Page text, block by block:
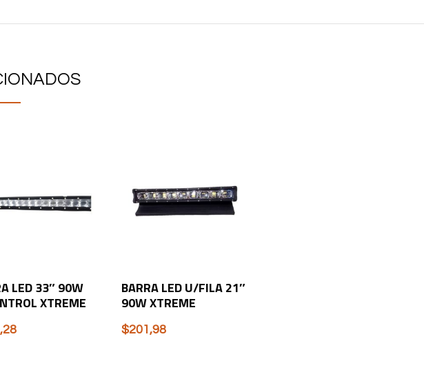
LED 33″ 90W
XTREME
BARRA LED U/FILA 21″
90W XTREME
$201,98